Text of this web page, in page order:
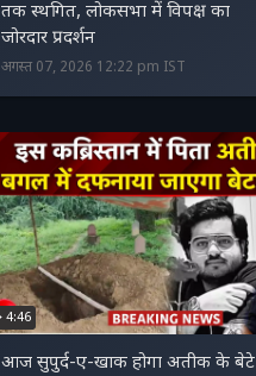
तक स्थगित, लोकसभा में विपक्ष का
जोरदार प्रदर्शन
अगस्त 07, 2026 12:22 pm IST
4:46
आज सुपुर्द-ए-खाक होगा अतीक के बेटे